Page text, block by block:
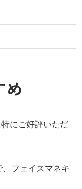
め
にご好評いただ
フェイスマネキ